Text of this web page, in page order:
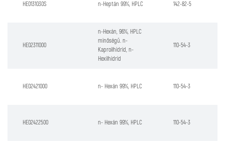
HE0131030S n-Heptán 99%, HPLC 142-82-5
HE02311000
n-Hexán, 96%, HPLC
minőségű. n-
Kaproilhidrid, n-
Hexilhidrid
110-54-3
HE02421000 n- Hexán 99%, HPLC 110-54-3
HE02422500 n- Hexán 99%, HPLC 110-54-3